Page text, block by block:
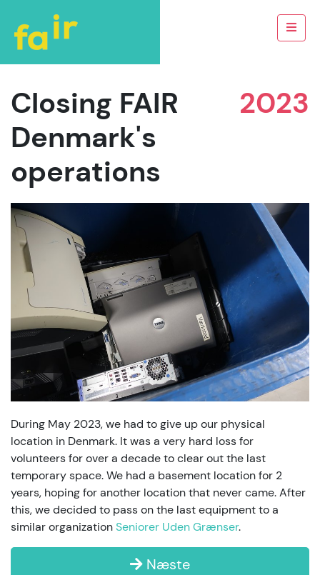
2023
Closing FAIR
Denmark's
operations
During May 2023, we had to give up our physical
location in Denmark. It was a very hard loss for
volunteers for over a decade to clear out the last
temporary space. We had a basement location for 2
years, hoping for another location that never came. After
this, we decided to pass on the last equipment to a
similar organizationSeniorer Uden Grænser.
Næste